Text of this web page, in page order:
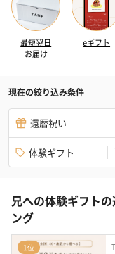
最短翌日
お届け
eギフト
現在の絞り込み条件
還暦祝い
体験ギフト
兄への体験ギフト
ング
1位